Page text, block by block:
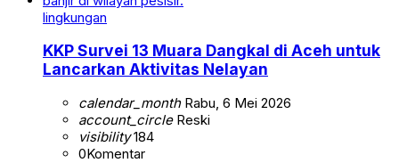
lingkungan
KKP Survei 13 Muara Dangkal di Aceh untuk
Lancarkan Aktivitas Nelayan
calendar_monthRabu, 6 Mei 2026
account_circleReski
visibility184
0Komentar